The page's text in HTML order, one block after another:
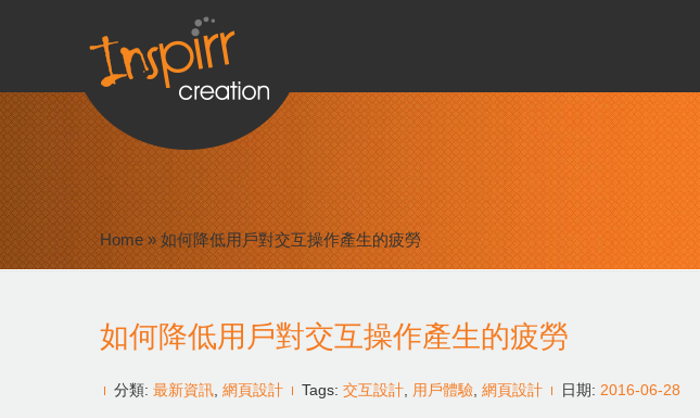
Home» 如何降低用戶對交互操作產生的疲勞
如何降低用戶對交互操作產生的疲勞
分類: 最新資訊 網頁設計 Tags: 交互設計 用戶體驗 網頁設計 日期: 2016-06-28